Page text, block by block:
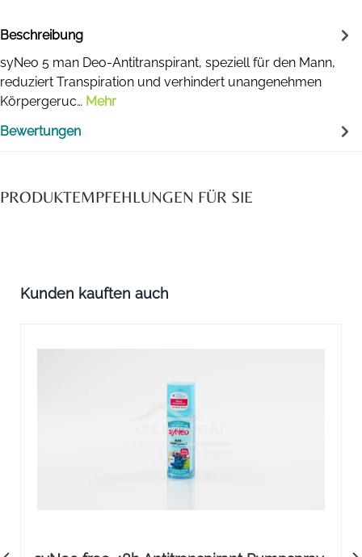
Beschreibung
syNeo 5 man Deo-Antitranspirant, speziell für den Mann,
reduziert Transpiration und verhindert unangenehmen
Körpergeruc… Mehr
Bewertungen
PRODUKTEMPFEHLUNGEN FÜR SIE
Produktgalerie überspringen
Kunden kauften auch